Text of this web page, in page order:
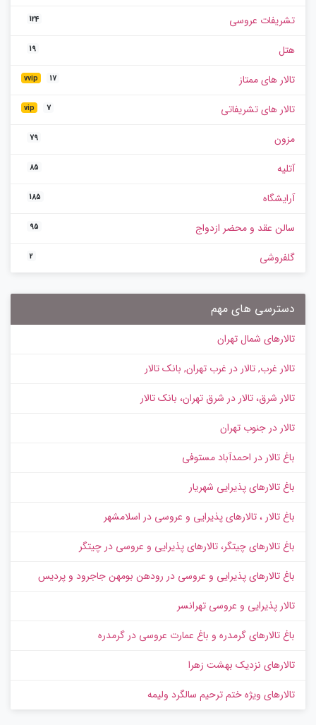
تشریفات عروسی 124
هتل 19
تالار های ممتاز vvip 17
تالار های تشریفاتی vip 7
مزون 79
آتلیه 85
آرایشگاه 185
سالن عقد و محضر ازدواج 95
گلفروشی 2
دسترسی های مهم
تالارهای شمال تهران
تالار غرب, تالار در غرب تهران, بانک تالار
تالار شرق، تالار در شرق تهران، بانک تالار
تالار در جنوب تهران
باغ تالار در احمدآباد مستوفی
باغ تالارهای پذیرایی شهریار
باغ تالار ، تالارهای پذیرایی و عروسی در اسلامشهر
باغ تالارهای چیتگر، تالارهای پذیرایی و عروسی در چیتگر
باغ تالارهای پذیرایی و عروسی در رودهن بومهن جاجرود و پردیس
تالار پذیرایی و عروسی تهرانسر
باغ تالارهای گرمدره و باغ عمارت عروسی در گرمدره
تالارهای نزدیک بهشت زهرا
تالارهای ویژه ختم ترحیم سالگرد ولیمه